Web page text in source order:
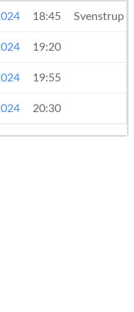
18:45 Svenstrup
19:20
19:55
20:30